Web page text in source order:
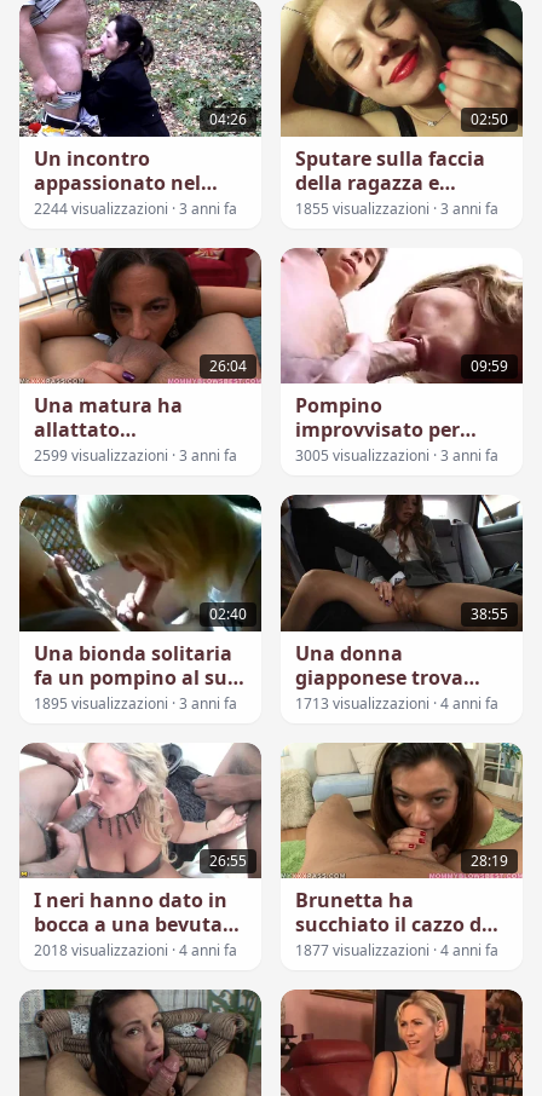
04:26
Un incontro
appassionato nel
bosco
2244 visualizzazioni · 3 anni fa
02:50
Sputare sulla faccia
della ragazza e
farglielo succhiare
1855 visualizzazioni · 3 anni fa
26:04
Una matura ha
allattato
sacchiantemente un
2599 visualizzazioni · 3 anni fa
09:59
Pompino
improvvisato per
l'amico del figlio
3005 visualizzazioni · 3 anni fa
02:40
Una bionda solitaria
fa un pompino al suo
vicino di casa
1895 visualizzazioni · 3 anni fa
38:55
Una donna
giapponese trova
lavoro come
1713 visualizzazioni · 4 anni fa
26:55
I neri hanno dato in
bocca a una bevuta
donna
2018 visualizzazioni · 4 anni fa
28:19
Brunetta ha
succhiato il cazzo del
vicino dopo una
moglie
1877 visualizzazioni · 4 anni fa